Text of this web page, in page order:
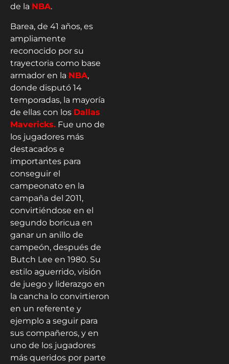
de la NBA.
Barea, de 41 años, es
ampliamente
reconocido por su
trayectoria como base
armador en la NBA,
donde disputó 14
temporadas, la mayoría
de ellas con los Dallas
Mavericks. Fue uno de
los jugadores más
destacados e
importantes para
conseguir el
campeonato en la
campaña del 2011,
convirtiéndose en el
segundo boricua en
ganar un anillo de
campeón, después de
Butch Lee en 1980. Su
estilo aguerrido, visión
de juego y liderazgo en
la cancha lo convirtieron
en un referente y
ejemplo a seguir para
sus compañeros, y en
uno de los jugadores
más queridos por parte